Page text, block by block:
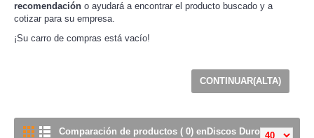
recomendación o ayudará a encontrar el producto buscado y a
cotizar para su empresa.
¡Su carro de compras está vacío!
CONTINUAR(ALTA)
Comparación de productos ( 0) enDiscos Duros